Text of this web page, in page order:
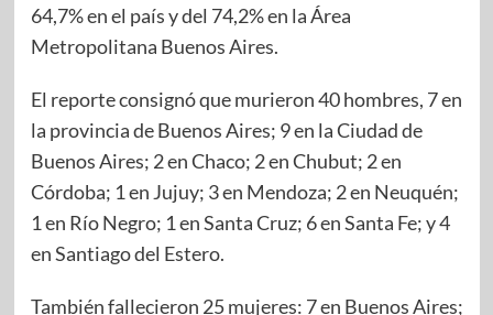
64,7% en el país y del 74,2% en la Área
Metropolitana Buenos Aires.
El reporte consignó que murieron 40 hombres, 7 en
la provincia de Buenos Aires; 9 en la Ciudad de
Buenos Aires; 2 en Chaco; 2 en Chubut; 2 en
Córdoba; 1 en Jujuy; 3 en Mendoza; 2 en Neuquén;
1 en Río Negro; 1 en Santa Cruz; 6 en Santa Fe; y 4
en Santiago del Estero.
También fallecieron 25 mujeres: 7 en Buenos Aires;